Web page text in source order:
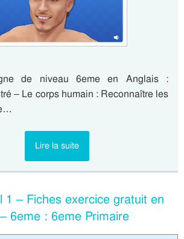
de niveau 6eme en Anglais :
– Le corps humain : Reconnaître les
Lire la suite
1 – Fiches exercice gratuit en
6eme : 6eme Primaire